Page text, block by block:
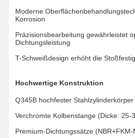
Moderne
Korrosion
Präzisionsbearbeitung gewährleistet
Dichtungsleistung
T-Schweißdesign erhöht die
Hochwertige Konstruktion
Q345B hochfester Stahlzylinderkörper
Verchromte Kolbenstange (Dicke: 25-
Premium-Dichtungssätze